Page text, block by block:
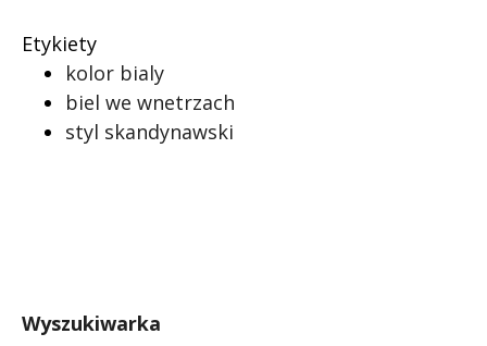
Etykiety
kolor bialy
biel we wnetrzach
styl skandynawski
Wyszukiwarka